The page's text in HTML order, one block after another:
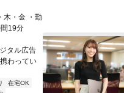
木・金 ・勤
19分
タル広告
わってい
在宅OK